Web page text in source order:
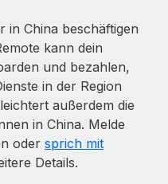
in China beschäftigen
kann dein
und bezahlen,
in der Region
außerdem die
in China. Melde
oder sprich mit
Details.